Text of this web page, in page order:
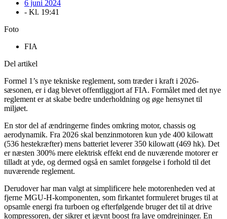
6 juni 2024
- Kl. 19:41
Foto
FIA
Del artikel
Formel 1’s nye tekniske reglement, som træder i kraft i 2026-
sæsonen, er i dag blevet offentliggjort af FIA. Formålet med det nye
reglement er at skabe bedre underholdning og øge hensynet til
miljøet.
En stor del af ændringerne findes omkring motor, chassis og
aerodynamik. Fra 2026 skal benzinmotoren kun yde 400 kilowatt
(536 hestekræfter) mens batteriet leverer 350 kilowatt (469 hk). Det
er næsten 300% mere elektrisk effekt end de nuværende motorer er
tilladt at yde, og dermed også en samlet forøgelse i forhold til det
nuværende reglement.
Derudover har man valgt at simplificere hele motorenheden ved at
fjerne MGU-H-komponenten, som firkantet formuleret bruges til at
opsamle energi fra turboen og efterfølgende bruger det til at drive
kompressoren, der sikrer et jævnt boost fra lave omdrejninger. En